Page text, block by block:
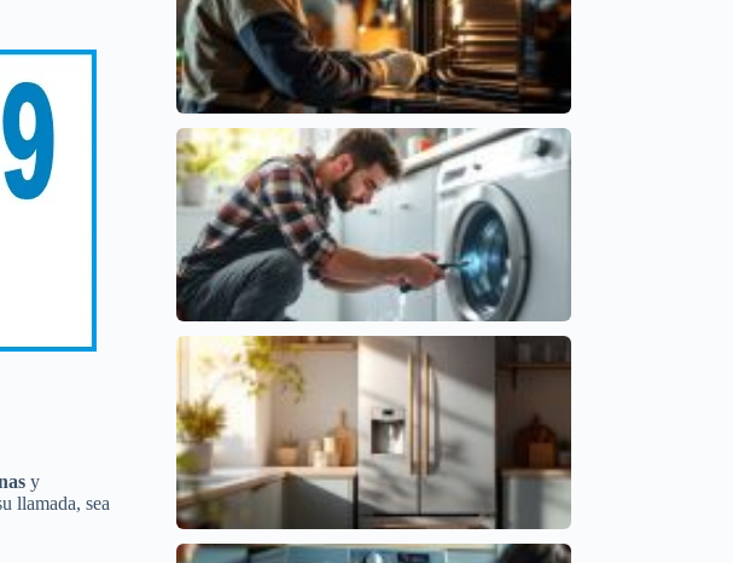
y
llamada, sea
Por Qué Tu Horno Se Apaga a Mitad de Cocción
Averías frecuentes en electrodomésticos
Soluciones para lavavajillas con agua estancada
Mantenimiento y cuidado
Frigorífico que se calienta: ¿Es normal o un